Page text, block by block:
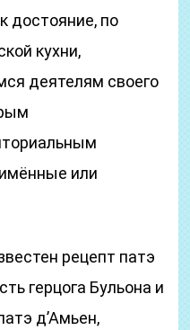
достояние, по
кухни,
деятелям своего
или
рецепт патэ
герцога Бульона и
д’Амьен,